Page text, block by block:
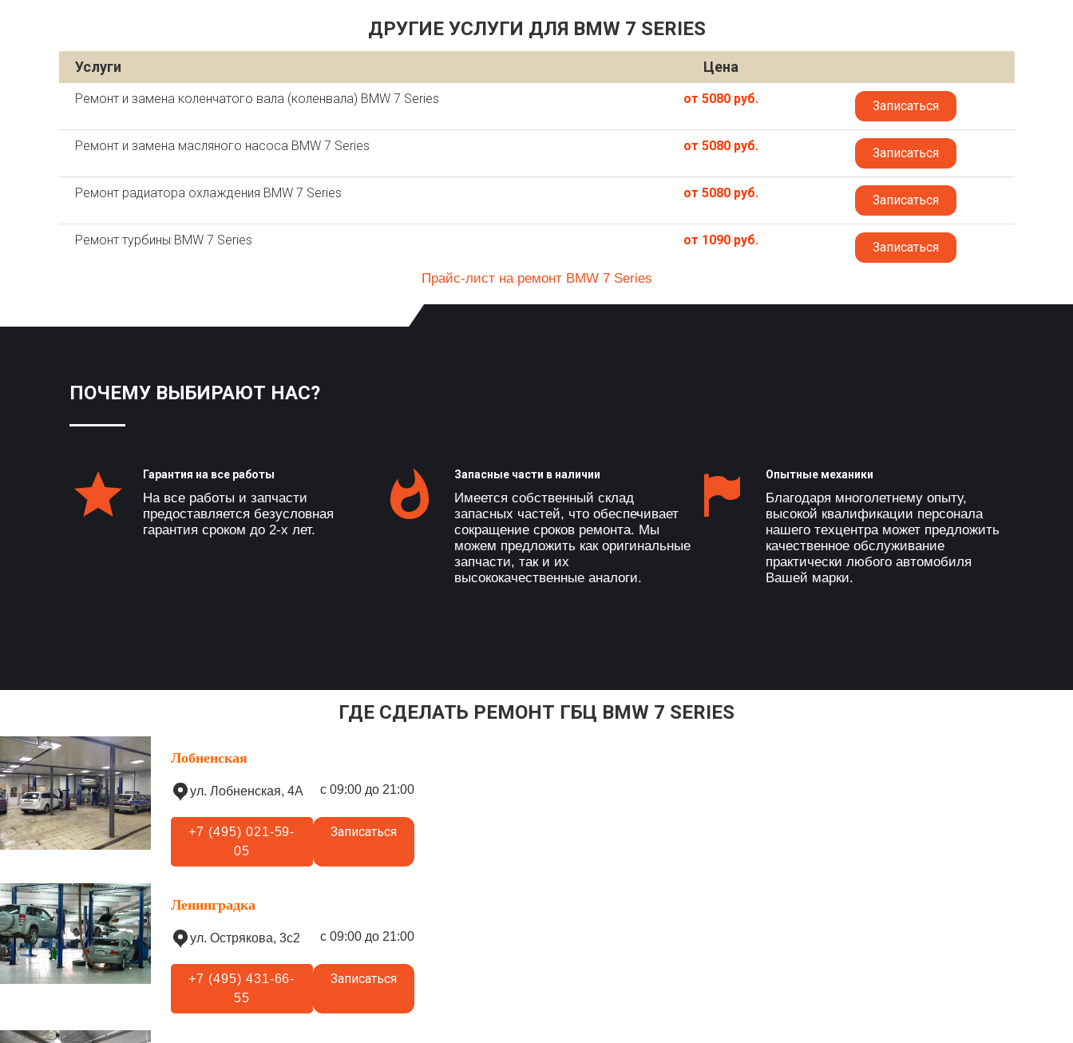
ДРУГИЕ УСЛУГИ ДЛЯ BMW 7 SERIES
Услуги Цена
Ремонт и замена коленчатого вала (коленвала) BMW 7 Series от 5080 руб. Записаться
Ремонт и замена масляного насоса BMW 7 Series от 5080 руб. Записаться
Ремонт радиатора охлаждения BMW 7 Series от 5080 руб. Записаться
Ремонт турбины BMW 7 Series от 1090 руб. Записаться
Прайс-лист на ремонт BMW 7 Series
ПОЧЕМУ ВЫБИРАЮТ НАС?
Гарантия на все работы
На все работы и запчасти
предоставляется безусловная
гарантия сроком до 2-х лет.
Запасные части в наличии
Имеется собственный склад
запасных частей, что обеспечивает
сокращение сроков ремонта. Мы
можем предложить как оригинальные
запчасти, так и их
высококачественные аналоги.
Опытные механики
Благодаря многолетнему опыту,
высокой квалификации персонала
нашего техцентра может предложить
качественное обслуживание
практически любого автомобиля
Вашей марки.
ГДЕ СДЕЛАТЬ РЕМОНТ ГБЦ BMW 7 SERIES
Лобненская
ул. Лобненская, 4А с 09:00 до 21:00
+7 (495) 021-59-
05
Записаться
Ленинградка
ул. Острякова, 3с2 с 09:00 до 21:00
+7 (495) 431-66-
55
Записаться